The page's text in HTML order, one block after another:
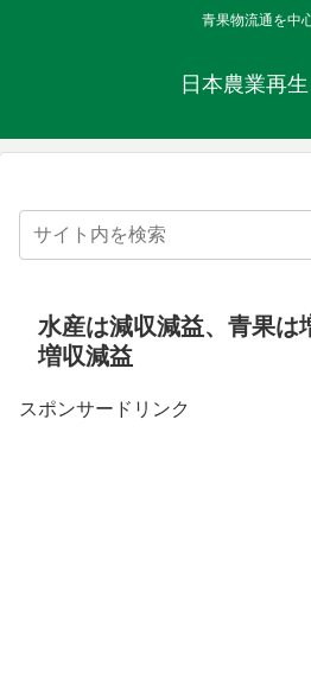
青果物流通を中
日本農業
水産は減収減益、青果は
増収減益
スポンサードリンク